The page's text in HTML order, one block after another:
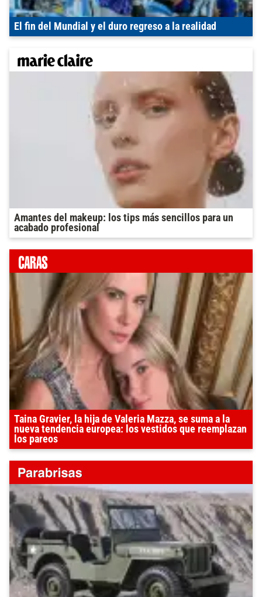
El fin del Mundial y el duro regreso a la realidad
Amantes del makeup: los tips más sencillos para un
acabado profesional
Taina Gravier, la hija de Valeria Mazza, se suma a la
nueva tendencia europea: los vestidos que reemplazan
los pareos